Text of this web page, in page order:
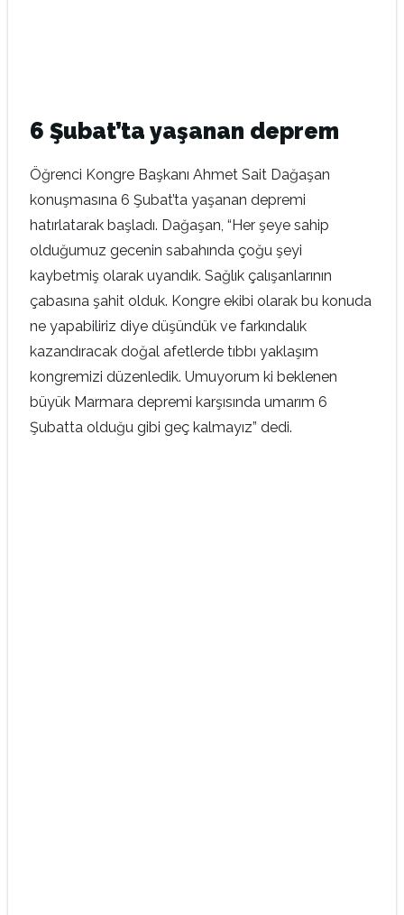
6 Şubat’ta yaşanan deprem
Öğrenci Kongre Başkanı Ahmet Sait Dağaşan
konuşmasına 6 Şubat’ta yaşanan depremi
hatırlatarak başladı. Dağaşan, “Her şeye sahip
olduğumuz gecenin sabahında çoğu şeyi
kaybetmiş olarak uyandık. Sağlık çalışanlarının
çabasına şahit olduk. Kongre ekibi olarak bu konuda
ne yapabiliriz diye düşündük ve farkındalık
kazandıracak doğal afetlerde tıbbı yaklaşım
kongremizi düzenledik. Umuyorum ki beklenen
büyük Marmara depremi karşısında umarım 6
Şubatta olduğu gibi geç kalmayız” dedi.